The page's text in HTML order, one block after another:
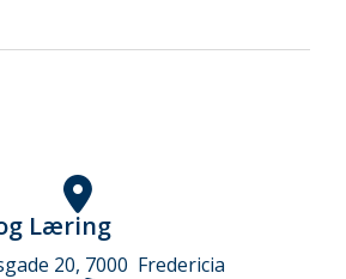
Læring
20, 7000 Fredericia